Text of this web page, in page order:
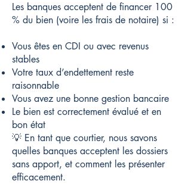
Les banques acceptent de financer 100
% du bien (voire les frais de notaire) si :
Vous êtes en CDI ou avec revenus
stables
Votre taux d’endettement reste
raisonnable
Vous avez une bonne gestion bancaire
Le bien est correctement évalué et en
bon état
💡 En tant que courtier, nous savons
quelles banques acceptent les dossiers
sans apport, et comment les présenter
efficacement.